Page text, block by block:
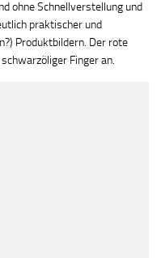
ohne Schnellverstellung und
praktischer und
Produktbildern. Der rote
Finger an.